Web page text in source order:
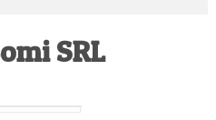
SRL